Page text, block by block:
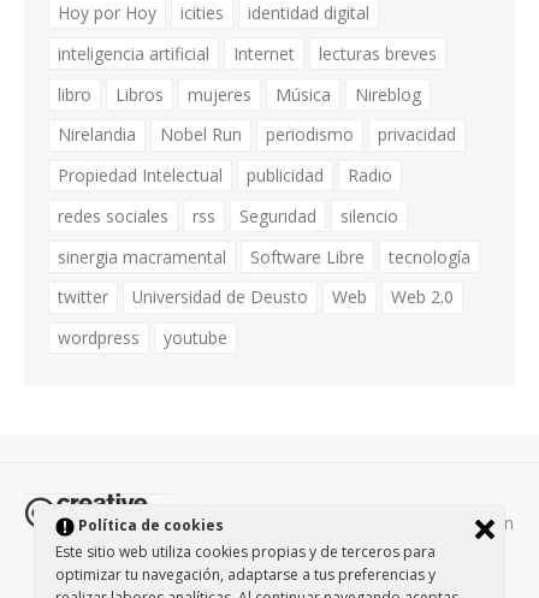
Política de cookies
Este sitio web utiliza cookies propias y de terceros para
optimizar tu navegación, adaptarse a tus preferencias y
Hoy por Hoy
icities
identidad digital
inteligencia artificial
Internet
lecturas breves
libro
Libros mujeres Música
Nireblog
Nirelandia
Nobel Run periodismo
privacidad
Propiedad Intelectual
publicidad
Radio
redes sociales
rss Seguridad
silencio
sinergia macramental
Software Libre
tecnología
twitter
Universidad de Deusto Web
Web 2.0
wordpress
youtube
Todos los contenidos de esta página están
protegidos por la licencia Creative Commons Attribution-
NonCommercial-ShareAlike 3.0. / Política de privacidad